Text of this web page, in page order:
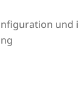
und